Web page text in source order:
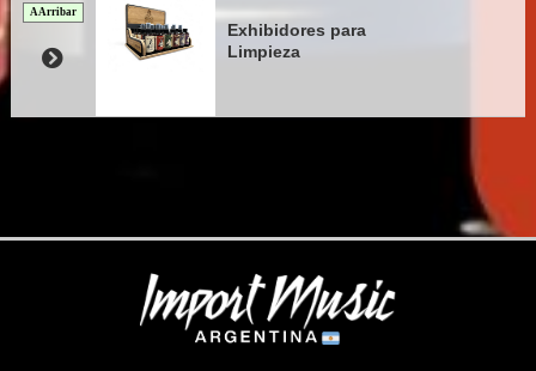
A Arribar
Exhibidores para
Limpieza